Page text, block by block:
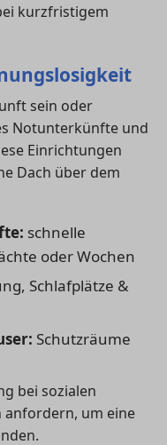
kurzfristigem
sein oder
Notunterkünfte und
Einrichtungen
Dach über dem
schnelle
oder Wochen
Schlafplätze &
Schutzräume
bei sozialen
anfordern, um eine